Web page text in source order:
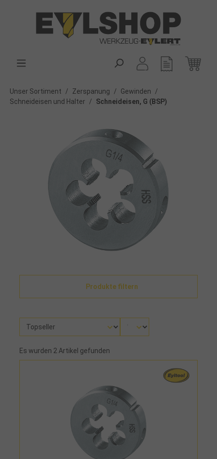
Unser Sortiment / Zerspanung / Gewinden
/
Schneideisen und Halter
/ Schneideisen, G (BSP)
Produkte filtern
Es wurden 2 Artikel gefunden